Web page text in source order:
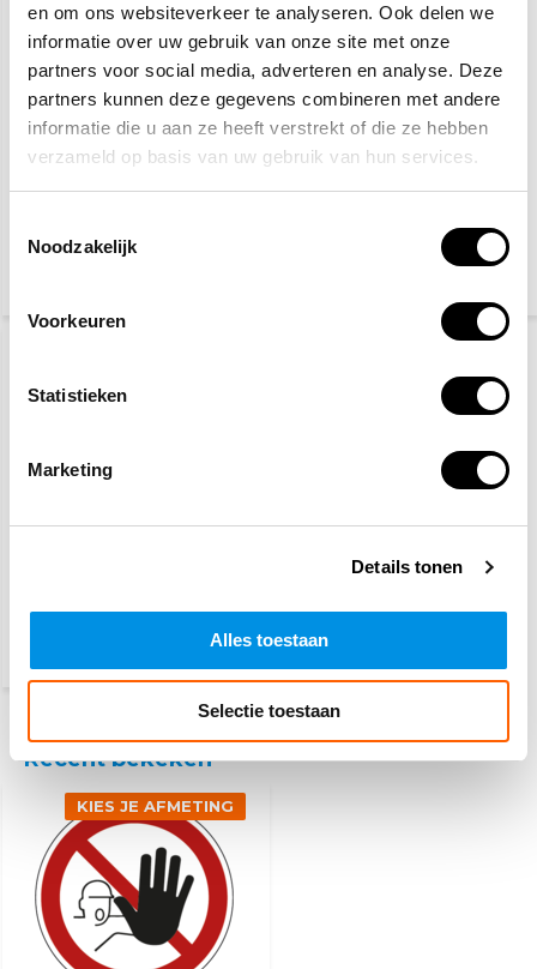
en om ons websiteverkeer te analyseren. Ook delen we
informatie over uw gebruik van onze site met onze
partners voor social media, adverteren en analyse. Deze
partners kunnen deze gegevens combineren met andere
informatie die u aan ze heeft verstrekt of die ze hebben
verzameld op basis van uw gebruik van hun services.
Noodzakelijk
Voorkeuren
Statistieken
Marketing
Details tonen
Alles toestaan
Selectie toestaan
Verboden voor
voetgangers
2,50
Recent bekeken
KIES JE AFMETING